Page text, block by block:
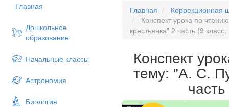
Главная
Дошкольное
образование
Начальные классы
Астрономия
Биология
Главная Коррекционная
Конспект урока по
крестьянка" 2 часть (9
Конспект
тему: "А. С.